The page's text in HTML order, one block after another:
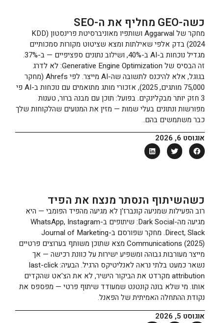
כשה-GEO מחליף את ה-SEO
מחקר של Aggarwal ושותפיו מאוניברסיטת פרינסטון (KDD
2024) בדק אלפי שאילתות ומצא שציטוט מקורות סמכותיים
מגדיל נוכחות ב-AI ב-40%, ושילוב נתונים ספציפיים — ב-37%.
זה הבסיס של Generative Engine Optimization: לא לדרג
בגוגל, אלא להיכנס לתשובה שה-AI מייצר. לפי Ahrefs (מחקר
75,000 מותגים, 2025), אזכורי מותג מתואמים עם נוכחות ב-AI פי
3 חזק יותר מבקלינקים. בפועל: תוכן עם מבנה ברור, טענות
מפורשות ונתונים בעלי שמות — מזין את המנועים שהלקוחות שלך
כבר משתמשים בהם.
אוגוסט 6, 2026
כשהשיתוף הנסתר מנצח את הפיד
רוב הפעילות שמניעה קונברז'ן לא מגיעה מהפיד הפומבי — היא
מגיעה מה-Dark Social: שיתופים ב-WhatsApp, Instagram
Direct, Slack. מחקר שפורסם ב-Journal of Marketing
Communications (2025) מצא שתוכן משותף בערוצים פרטיים
מייצר מעורבות גבוהה ומשפיע ישירות על כוונת רכישה — אך
נשאר כמעט בלתי נראה לאנליטיקס הרגיל. הבעיה: last-click
attribution מקרדט את הביקור הישיר, לא את הצ'אט שהקדים
אותו. מי שלא בונה קונטנט שמעודד שיתוף פרטי — מפספס את
נקודת ההתחלה האמיתית של הפאנל.
אוגוסט 5, 2026